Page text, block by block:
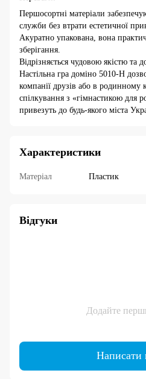
Першосортні матеріали
служби без втрати естетичної
Акуратно упакована, вона
зберігання.
Відрізняється чудовою якістю та
Настільна гра доміно 5010-H
компанії друзів або в родинному
спілкування з «гімнастикою для
привезуть до будь-якого міста
Характеристики
Матеріал Пластик
Відгуки
Додайте
Написати